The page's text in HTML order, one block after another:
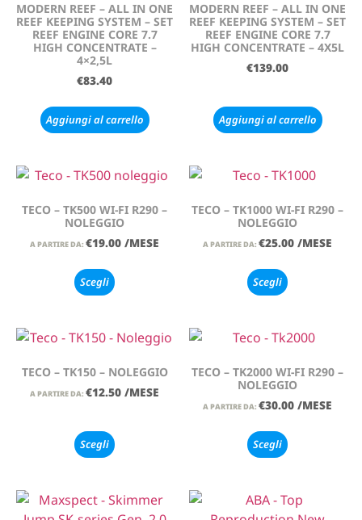
MODERN REEF – ALL IN ONE
REEF KEEPING SYSTEM – SET
REEF ENGINE CORE 7.7
HIGH CONCENTRATE –
4×2,5L
€83.40
Aggiungi al carrello
MODERN REEF – ALL IN ONE
REEF KEEPING SYSTEM – SET
REEF ENGINE CORE 7.7
HIGH CONCENTRATE – 4X5L
€139.00
Aggiungi al carrello
TECO – TK500 WI-FI R290 –
NOLEGGIO
A PARTIRE DA: €19.00 /MESE
Scegli
TECO – TK1000 WI-FI R290 –
NOLEGGIO
A PARTIRE DA: €25.00 /MESE
Scegli
TECO – TK150 – NOLEGGIO
A PARTIRE DA: €12.50 /MESE
Scegli
TECO – TK2000 WI-FI R290 –
NOLEGGIO
A PARTIRE DA: €30.00 /MESE
Scegli